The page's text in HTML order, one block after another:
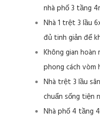
nhà phố 3 tầng
Nhà 1 trệt 3 lầu
đủ tinh giản để
Không gian
phong cách vòm
Nhà trệt 3 lầu
chuẩn sống tiện
Nhà phố 4 tầng